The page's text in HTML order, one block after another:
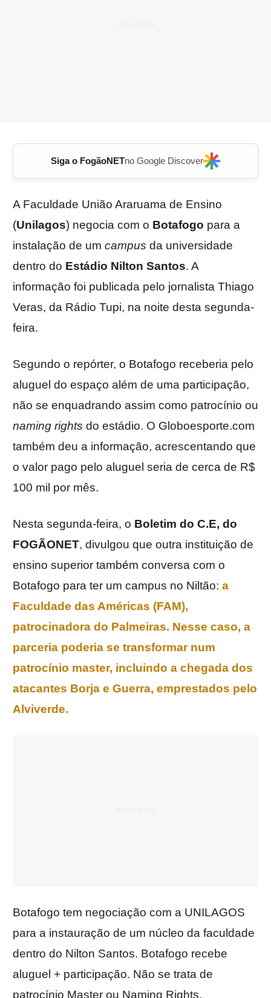
Siga o FogãoNETno Google Discover
A Faculdade União Araruama de Ensino
(Unilagos) negocia com o Botafogo para a
instalação de um campus da universidade
dentro do Estádio Nilton Santos. A
informação foi publicada pelo jornalista Thiago
Veras, da Rádio Tupi, na noite desta segunda-
feira.
Segundo o repórter, o Botafogo receberia pelo
aluguel do espaço além de uma participação,
não se enquadrando assim como patrocínio ou
naming rights do estádio. O Globoesporte.com
também deu a informação, acrescentando que
o valor pago pelo aluguel seria de cerca de R$
100 mil por mês.
Nesta segunda-feira, o Boletim do C.E, do
FOGÃONET, divulgou que outra instituição de
ensino superior também conversa com o
Botafogo para ter um campus no Niltão: a
Faculdade das Américas (FAM),
patrocinadora do Palmeiras. Nesse caso, a
parceria poderia se transformar num
patrocínio master, incluindo a chegada dos
atacantes Borja e Guerra, emprestados pelo
Alviverde.
Botafogo tem negociação com a UNILAGOS
para a instauração de um núcleo da faculdade
dentro do Nilton Santos. Botafogo recebe
aluguel + participação. Não se trata de
patrocínio Master ou Naming Rights.